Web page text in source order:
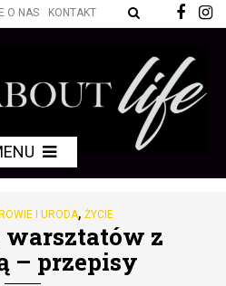
O NAS KONTAKT
I URODA, ŻYCIE
warsztatów z
– przepisy